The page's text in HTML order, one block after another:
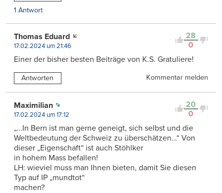
1 Antwort
28
0
Thomas Eduard
17.02.2024 um 21:46
Einer der bisher besten Beiträge von K.S. Gratuliere!
Antworten Kommentar melden
20
0
Maximilian
17.02.2024 um 17:12
„…In Bern ist man gerne geneigt, sich selbst und die
Weltbedeutung der Schweiz zu überschätzen…“ Von
dieser „Eigenschaft“ ist auch Stöhlker
in hohem Mass befallen!
LH: wieviel muss man Ihnen bieten, damit Sie diesen
Typ auf IP „mundtot“
machen?